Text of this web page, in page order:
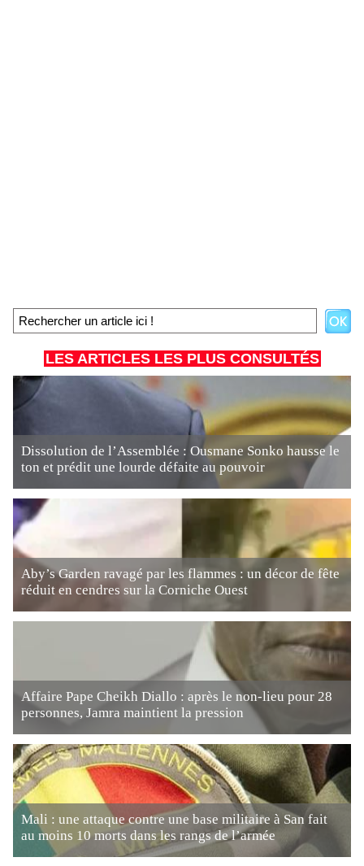
LES ARTICLES LES PLUS CONSULTÉS
Dissolution de l’Assemblée : Ousmane Sonko hausse le
ton et prédit une lourde défaite au pouvoir
Aby’s Garden ravagé par les flammes : un décor de fête
réduit en cendres sur la Corniche Ouest
Affaire Pape Cheikh Diallo : après le non-lieu pour 28
personnes, Jamra maintient la pression
Mali : une attaque contre une base militaire à San fait
au moins 10 morts dans les rangs de l’armée